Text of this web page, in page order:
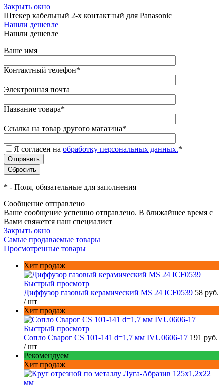
Закрыть окно
Штекер кабельный 2-х контактный для Panasonic
Нашли дешевле
Нашли дешевле
Ваше имя
Контактный телефон*
Электронная почта
Название товара*
Ссылка на товар другого магазина*
Я согласен на обработку персональных данных.*
* - Поля, обязательные для заполнения
Сообщение отправлено
Ваше сообщение успешно отправлено. В ближайшее время с
Вами свяжется наш специалист
Закрыть окно
Самые продаваемые товары
Просмотренные товары
Хит продаж
Быстрый просмотр
Диффузор газовый керамический MS 24 ICF0539 58 руб.
/ шт
Хит продаж
Быстрый просмотр
Сопло Сварог CS 101-141 d=1,7 мм IVU0606-17 191 руб.
/ шт
Рекомендуем
Хит продаж